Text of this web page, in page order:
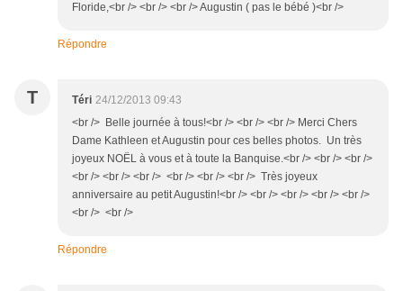
Floride,<br /> <br /> <br /> Augustin ( pas le bébé )<br />
Répondre
T Téri 24/12/2013 09:43
<br /> Belle journée à tous!<br /> <br /> <br /> Merci Chers
Dame Kathleen et Augustin pour ces belles photos. Un très
joyeux NOËL à vous et à toute la Banquise.<br /> <br /> <br />
<br /> <br /> <br /> <br /> <br /> <br /> Très joyeux
anniversaire au petit Augustin!<br /> <br /> <br /> <br /> <br />
<br /> <br />
Répondre